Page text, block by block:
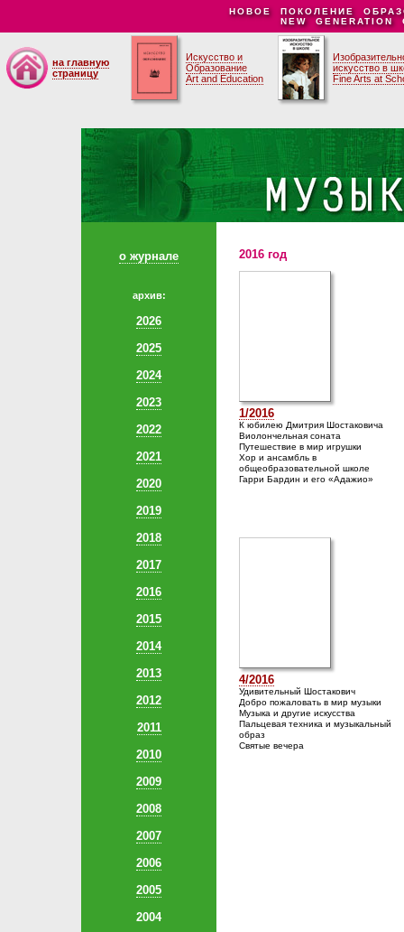
НОВОЕ ПОКОЛЕНИЕ
NEW GENERATION
на главную
страницу
Искусство и
Образование
Art and Education
искусство в
Fine Arts at
о журнале
архив:
2026
2025
2024
2023
2022
2021
2020
2019
2018
2017
2016
2015
2014
2013
2012
2011
2010
2009
2008
2007
2006
2005
2004
2016 год
1/2016
К юбилею Дмитрия Шостаковича
Виолончельная соната
Путешествие в мир игрушки
Хор и ансамбль в
общеобразовательной школе
Гарри Бардин и его «Адажио»
4/2016
Удивительный Шостакович
Добро пожаловать в мир музыки
Музыка и другие искусства
Пальцевая техника и музыкальный
образ
Святые вечера